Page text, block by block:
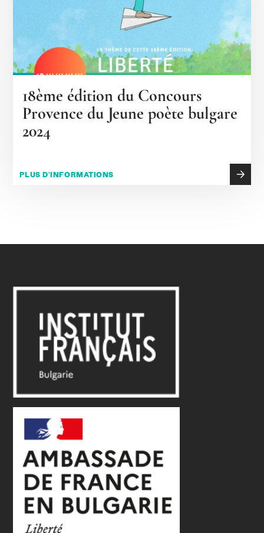
18ème édition du Concours
Provence du Jeune poète bulgare
2024
PLUS D'INFORMATIONS